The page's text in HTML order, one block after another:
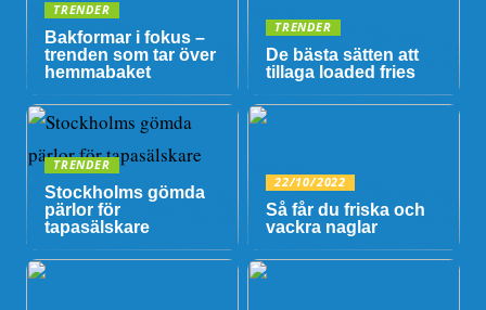
TRENDER
Bakformar i fokus –
trenden som tar över
hemmabaket
TRENDER
De bästa sätten att
tillaga loaded fries
TRENDER
Stockholms gömda
pärlor för
tapasälskare
22/10/2022
Så får du friska och
vackra naglar